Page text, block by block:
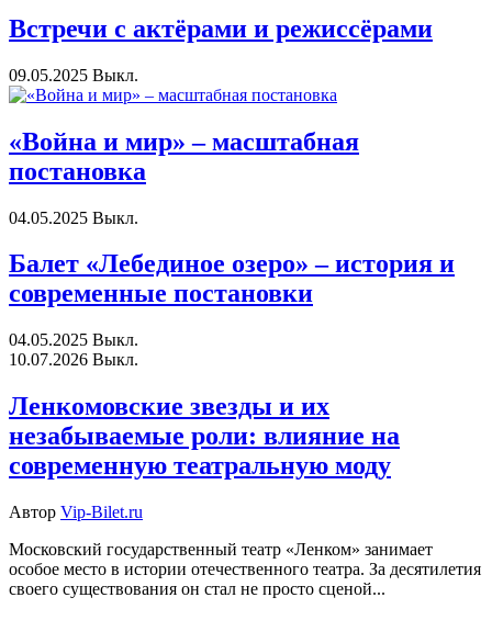
Встречи с актёрами и режиссёрами
09.05.2025 Выкл.
«Война и мир» – масштабная
постановка
04.05.2025 Выкл.
Балет «Лебединое озеро» – история и
современные постановки
04.05.2025 Выкл.
10.07.2026 Выкл.
Ленкомовские звезды и их
незабываемые роли: влияние на
современную театральную моду
Автор Vip-Bilet.ru
Московский государственный театр «Ленком» занимает
особое место в истории отечественного театра. За десятилетия
своего существования он стал не просто сценой...